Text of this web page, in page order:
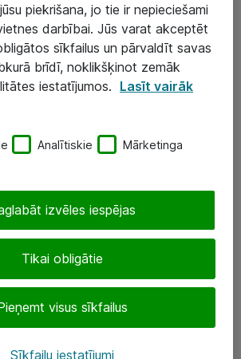
50
piekrišana, jo tie ir nepieciešami
darbībai. Jūs varat akceptēt
sīkfailus un pārvaldīt savas
brīdī, noklikšķinot zemāk
iestatījumos. Lasīt vairāk
Analītiskie Mārketinga
Tikai obligātie
visus sīkfailus
izvēles iespējas
Sīkfailu iestatījumi